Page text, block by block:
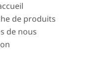
de produits
de nous